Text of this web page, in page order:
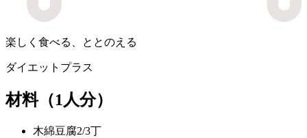
楽しく食べる、ととのえる
ダイエットプラス
材料（1人分）
木綿豆腐2/3丁